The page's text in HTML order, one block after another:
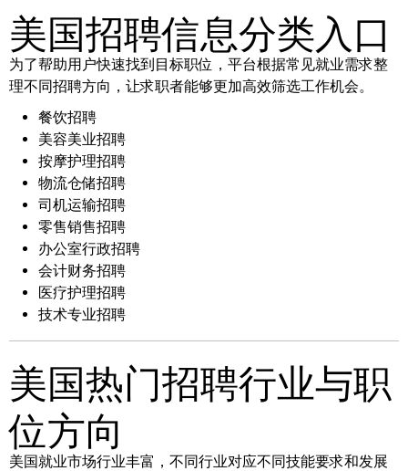
美国招聘信息分类入口
为了帮助用户快速找到目标职位，平台根据常见就业需求整
理不同招聘方向，让求职者能够更加高效筛选工作机会。
餐饮招聘
美容美业招聘
按摩护理招聘
物流仓储招聘
司机运输招聘
零售销售招聘
办公室行政招聘
会计财务招聘
医疗护理招聘
技术专业招聘
美国热门招聘行业与职
位方向
美国就业市场行业丰富，不同行业对应不同技能要求和发展